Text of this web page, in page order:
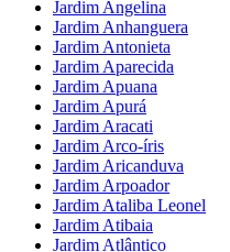
Jardim Angelina
Jardim Anhanguera
Jardim Antonieta
Jardim Aparecida
Jardim Apuana
Jardim Apurá
Jardim Aracati
Jardim Arco-íris
Jardim Aricanduva
Jardim Arpoador
Jardim Ataliba Leonel
Jardim Atibaia
Jardim Atlântico